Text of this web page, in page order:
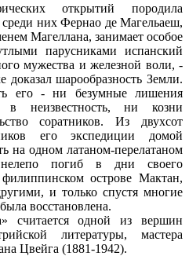
открытий породила
них Фернао де Магельаеш,
Магеллана, занимает особое
парусниками испанский
мужества и железной воли, -
шарообразность Земли.
его - ни безумные лишения
в неизвестность, ни козни
соратников. Из двухсот
его экспедиции домой
на одном латаном-перелатаном
погиб в дни своего
острове Мактан,
и только спустя многие
восстановлена.
считается одной из вершин
литературы, мастера
Цвейга (1881-1942).